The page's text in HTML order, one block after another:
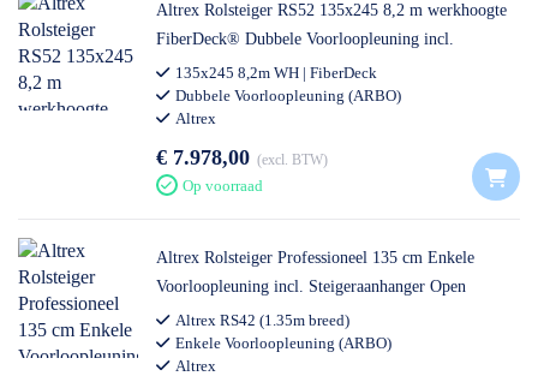
Altrex Rolsteiger RS52 135x245 8,2 m werkhoogte
FiberDeck® Dubbele Voorloopleuning incl.
Steigeraanhanger DeLuxe
135x245 8,2m WH | FiberDeck
Dubbele Voorloopleuning (ARBO)
Altrex
€ 7.978,00 excl. BTW
Op voorraad
Altrex Rolsteiger Professioneel 135 cm Enkele
Voorloopleuning incl. Steigeraanhanger Open
Altrex RS42 (1.35m breed)
Enkele Voorloopleuning (ARBO)
Altrex